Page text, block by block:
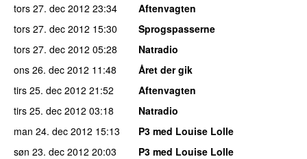
tors 27. dec 2012 23:34
Aftenvagten
tors 27. dec 2012 15:30
Sprogspasserne
tors 27. dec 2012 05:28
Natradio
ons 26. dec 2012 11:48
Året der gik
tirs 25. dec 2012 21:52
Aftenvagten
tirs 25. dec 2012 03:18
Natradio
man 24. dec 2012 15:13
P3 med Louise Lolle
søn 23. dec 2012 20:03
P3 med Louise Lolle